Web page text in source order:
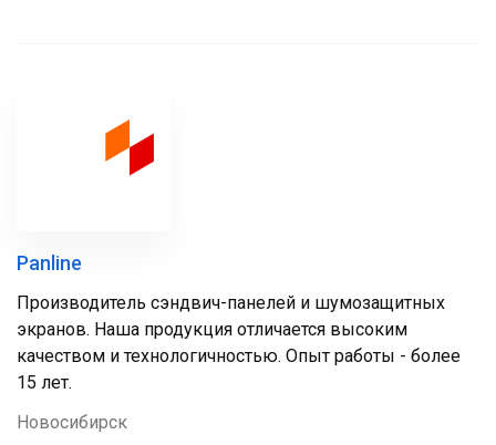
Panline
Производитель сэндвич-панелей и шумозащитных
экранов. Наша продукция отличается высоким
качеством и технологичностью. Опыт работы - более
15 лет.
Новосибирск